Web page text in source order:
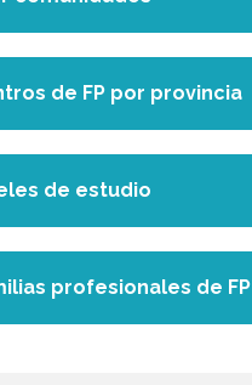
de FP por provincia
de estudio
profesionales de FP